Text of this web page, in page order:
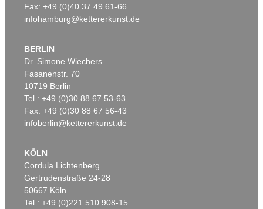
ROBERT MUSIL
3 Bde. + 1 Beig. (1930), 4 Tle., 1930
Ergebnis:€ 1.920
Ergebnis:
Fax: +49 (0)40 37 49 61-66
infohamburg@kettererkunst.de
BERLIN
Dr. Simone Wiechers
Fasanenstr. 70
10719 Berlin
Tel.: +49 (0)30 88 67 53-63
Fax: +49 (0)30 88 67 56-43
infoberlin@kettererkunst.de
KÖLN
Cordula Lichtenberg
Gertrudenstraße 24-28
50667 Köln
Tel.: +49 (0)221 510 908-15